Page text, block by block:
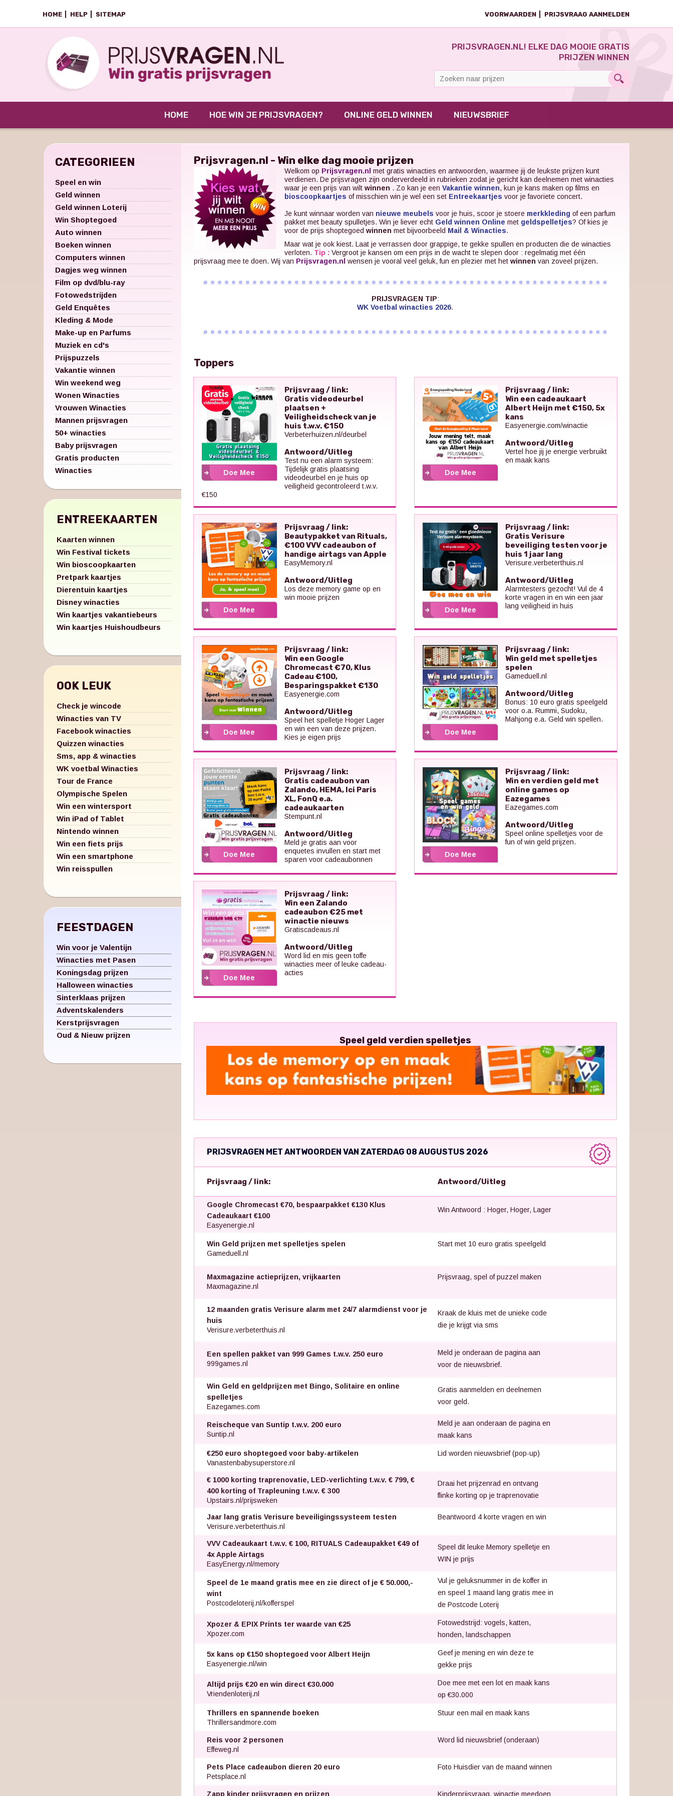
HOME HELP SITEMAP VOORWAARDEN PRIJSVRAAG AANMELDEN
PRIJSVRAGEN.NL! ELKE DAG MOOIE GRATIS
PRIJZEN WINNEN
HOME HOE WIN JE PRIJSVRAGEN? ONLINE GELD WINNEN NIEUWSBRIEF
CATEGORIEEN
Speel en win
Geld winnen
Geld winnen Loterij
Win Shoptegoed
Auto winnen
Boeken winnen
Computers winnen
Dagjes weg winnen
Film op dvd/blu-ray
Fotowedstrijden
Geld Enquêtes
Kleding & Mode
Make-up en Parfums
Muziek en cd's
Prijspuzzels
Vakantie winnen
Win weekend weg
Wonen Winacties
Vrouwen Winacties
Mannen prijsvragen
50+ winacties
Baby prijsvragen
Gratis producten
Winacties
ENTREEKAARTEN
Kaarten winnen
Win Festival tickets
Win bioscoopkaarten
Pretpark kaartjes
Dierentuin kaartjes
Disney winacties
Win kaartjes vakantiebeurs
Win kaartjes Huishoudbeurs
OOK LEUK
Check je wincode
Winacties van TV
Facebook winacties
Quizzen winacties
Sms, app & winacties
WK voetbal Winacties
Tour de France
Olympische Spelen
Win een wintersport
Win iPad of Tablet
Nintendo winnen
Win een fiets prijs
Win een smartphone
Win reisspullen
FEESTDAGEN
Win voor je Valentijn
Winacties met Pasen
Koningsdag prijzen
Halloween winacties
Sinterklaas prijzen
Adventskalenders
Kerstprijsvragen
Oud & Nieuw prijzen
Prijsvragen.nl - Win elke dag mooie prijzen
Welkom op Prijsvragen.nl met gratis winacties en antwoorden, waarmee jij de leukste prijzen kunt
verdienen. De prijsvragen zijn onderverdeeld in rubrieken zodat je gericht kan deelnemen met winacties
waar je een prijs van wilt winnen . Zo kan je een Vakantie winnen, kun je kans maken op films en
bioscoopkaartjes of misschien win je wel een set Entreekaartjes voor je favoriete concert.
Je kunt winnaar worden van nieuwe meubels voor je huis, scoor je stoere merkkleding of een parfum
pakket met beauty spulletjes. Win je liever echt Geld winnen Online met geldspelletjes? Of kies je
voor de prijs shoptegoed winnen met bijvoorbeeld Mail & Winacties.
Maar wat je ook kiest. Laat je verrassen door grappige, te gekke spullen en producten die de winacties
verloten. Tip : Vergroot je kansen om een prijs in de wacht te slepen door : regelmatig met één
prijsvraag mee te doen. Wij van Prijsvragen.nl wensen je vooral veel geluk, fun en plezier met het winnen van zoveel prijzen.
PRIJSVRAGEN TIP:
WK Voetbal winacties 2026.
Toppers
Doe Mee
Prijsvraag / link:
Gratis videodeurbel
plaatsen +
Veiligheidscheck van je
huis t.w.v. €150
Verbeterhuizen.nl/deurbel
Antwoord/Uitleg
Test nu een alarm systeem:
Tijdelijk gratis plaatsing
videodeurbel en je huis op
veiligheid gecontroleerd t.w.v.
€150
Doe Mee
Prijsvraag / link:
Win een cadeaukaart
Albert Heijn met €150, 5x
kans
Easyenergie.com/winactie
Antwoord/Uitleg
Vertel hoe jij je energie verbruikt
en maak kans
Doe Mee
Prijsvraag / link:
Beautypakket van Rituals,
€100 VVV cadeaubon of
handige airtags van Apple
EasyMemory.nl
Antwoord/Uitleg
Los deze memory game op en
win mooie prijzen
Doe Mee
Prijsvraag / link:
Gratis Verisure
beveiliging testen voor je
huis 1 jaar lang
Verisure.verbeterthuis.nl
Antwoord/Uitleg
Alarmtesters gezocht! Vul de 4
korte vragen in en win een jaar
lang veiligheid in huis
Doe Mee
Prijsvraag / link:
Win een Google
Chromecast €70, Klus
Cadeau €100,
Besparingspakket €130
Easyenergie.com
Antwoord/Uitleg
Speel het spelletje Hoger Lager
en win een van deze prijzen.
Kies je eigen prijs
Doe Mee
Prijsvraag / link:
Win geld met spelletjes
spelen
Gameduell.nl
Antwoord/Uitleg
Bonus: 10 euro gratis speelgeld
voor o.a. Rummi, Sudoku,
Mahjong e.a. Geld win spellen.
Doe Mee
Prijsvraag / link:
Gratis cadeaubon van
Zalando, HEMA, Ici Paris
XL, FonQ e.a.
cadeaukaarten
Stempunt.nl
Antwoord/Uitleg
Meld je gratis aan voor
enquetes invullen en start met
sparen voor cadeaubonnen
Doe Mee
Prijsvraag / link:
Win en verdien geld met
online games op
Eazegames
Eazegames.com
Antwoord/Uitleg
Speel online spelletjes voor de
fun of win geld prijzen.
Doe Mee
Prijsvraag / link:
Win een Zalando
cadeaubon €25 met
winactie nieuws
Gratiscadeaus.nl
Antwoord/Uitleg
Word lid en mis geen toffe
winacties meer of leuke cadeau-
acties
Speel geld verdien spelletjes
PRIJSVRAGEN MET ANTWOORDEN VAN ZATERDAG 08 AUGUSTUS 2026
Prijsvraag / link: Antwoord/Uitleg
Google Chromecast €70, bespaarpakket €130 Klus
Cadeaukaart €100
Easyenergie.nl
Win Antwoord : Hoger, Hoger, Lager
Win Geld prijzen met spelletjes spelen
Gameduell.nl
Start met 10 euro gratis speelgeld
Maxmagazine actieprijzen, vrijkaarten
Maxmagazine.nl
Prijsvraag, spel of puzzel maken
12 maanden gratis Verisure alarm met 24/7 alarmdienst voor je
huis
Verisure.verbeterthuis.nl
Kraak de kluis met de unieke code
die je krijgt via sms
Een spellen pakket van 999 Games t.w.v. 250 euro
999games.nl
Meld je onderaan de pagina aan
voor de nieuwsbrief.
Win Geld en geldprijzen met Bingo, Solitaire en online
spelletjes
Eazegames.com
Gratis aanmelden en deelnemen
voor geld.
Reischeque van Suntip t.w.v. 200 euro
Suntip.nl
Meld je aan onderaan de pagina en
maak kans
€250 euro shoptegoed voor baby-artikelen
Vanastenbabysuperstore.nl
Lid worden nieuwsbrief (pop-up)
€ 1000 korting traprenovatie, LED-verlichting t.w.v. € 799, €
400 korting of Trapleuning t.w.v. € 300
Upstairs.nl/prijsweken
Draai het prijzenrad en ontvang
flinke korting op je traprenovatie
Jaar lang gratis Verisure beveiligingssysteem testen
Verisure.verbeterthuis.nl
Beantwoord 4 korte vragen en win
VVV Cadeaukaart t.w.v. € 100, RITUALS Cadeaupakket €49 of
4x Apple Airtags
EasyEnergy.nl/memory
Speel dit leuke Memory spelletje en
WIN je prijs
Speel de 1e maand gratis mee en zie direct of je € 50.000,-
wint
Postcodeloterij.nl/kofferspel
Vul je geluksnummer in de koffer in
en speel 1 maand lang gratis mee in
de Postcode Loterij
Xpozer & EPIX Prints ter waarde van €25
Xpozer.com
Fotowedstrijd: vogels, katten,
honden, landschappen
5x kans op €150 shoptegoed voor Albert Heijn
Easyenergie.nl/win
Geef je mening en win deze te
gekke prijs
Altijd prijs €20 en win direct €30.000
Vriendenloterij.nl
Doe mee met een lot en maak kans
op €30.000
Thrillers en spannende boeken
Thrillersandmore.com
Stuur een mail en maak kans
Reis voor 2 personen
Effeweg.nl
Word lid nieuwsbrief (onderaan)
Pets Place cadeaubon dieren 20 euro
Petsplace.nl
Foto Huisdier van de maand winnen
Zapp kinder prijsvragen en prijzen Kinderprijsvraag, winactie meedoen